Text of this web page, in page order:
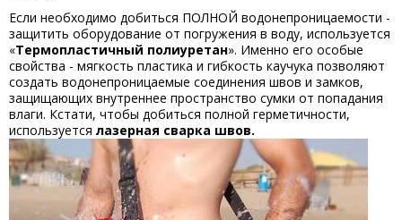
Если необходимо добиться ПОЛНОЙ водонепроницаемости -
защитить оборудование от погружения в воду, используется
«Термопластичный полиуретан». Именно его особые
свойства - мягкость пластика и гибкость каучука позволяют
создать водонепроницаемые соединения швов и замков,
защищающих внутреннее пространство сумки от попадания
влаги. Кстати, чтобы добиться полной герметичности,
используется лазерная сварка швов.